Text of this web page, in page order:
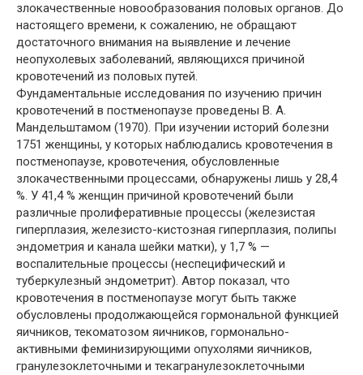
злокачественные новообразования половых органов. До
настоящего времени, к сожалению, не обращают
достаточного внимания на выявление и лечение
неопухолевых заболеваний, являющихся причиной
кровотечений из половых путей.
Фундаментальные исследования по изучению причин
кровотечений в постменопаузе проведены В. А.
Мандельштамом (1970). При изучении историй болезни
1751 женщины, у которых наблюдались кровотечения в
постменопаузе, кровотечения, обусловленные
злокачественными процессами, обнаружены лишь у 28,4
%. У 41,4 % женщин причиной кровотечений были
различные пролиферативные процессы (железистая
гиперплазия, железисто-кистозная гиперплазия, полипы
эндометрия и канала шейки матки), у 1,7 % —
воспалительные процессы (неспецифический и
туберкулезный эндометрит). Автор показал, что
кровотечения в постменопаузе могут быть также
обусловлены продолжающейся гормональной функцией
яичников, текоматозом яичников, гормонально-
активными феминизирующими опухолями яичников,
гранулезоклеточными и текагранулезоклеточными